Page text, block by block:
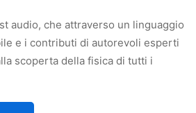
audio, che attraverso un linguaggio
e i contributi di autorevoli esperti
scoperta della fisica di tutti i